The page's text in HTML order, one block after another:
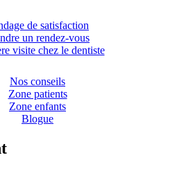
de satisfaction
un rendez-vous
visite chez le dentiste
Nos conseils
Zone patients
Zone enfants
Blogue